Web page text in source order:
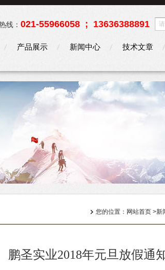
线： 021-55966058 ; 13636388891
产品展示 新闻中心 技术文章
您的位置： 网站首页 >新
鹏圣实业2018年元旦放假通